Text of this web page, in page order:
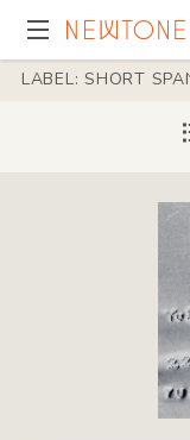
LABEL: SHORT